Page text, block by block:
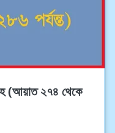
(আয়াত ২৭৪ থেকে